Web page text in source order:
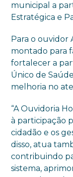
municipal a
Estratégica e
Para o ouvidor
montado para
fortalecer a
Único de
melhoria no
“A Ouvidoria
à participação
cidadão e os
disso, atua
contribuindo
sistema,